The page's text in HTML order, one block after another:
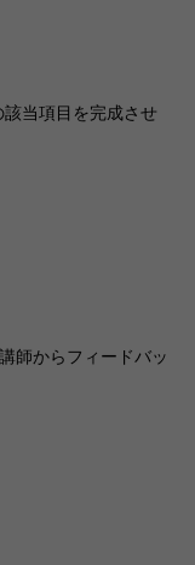
当項目を完成させ
師からフィードバッ